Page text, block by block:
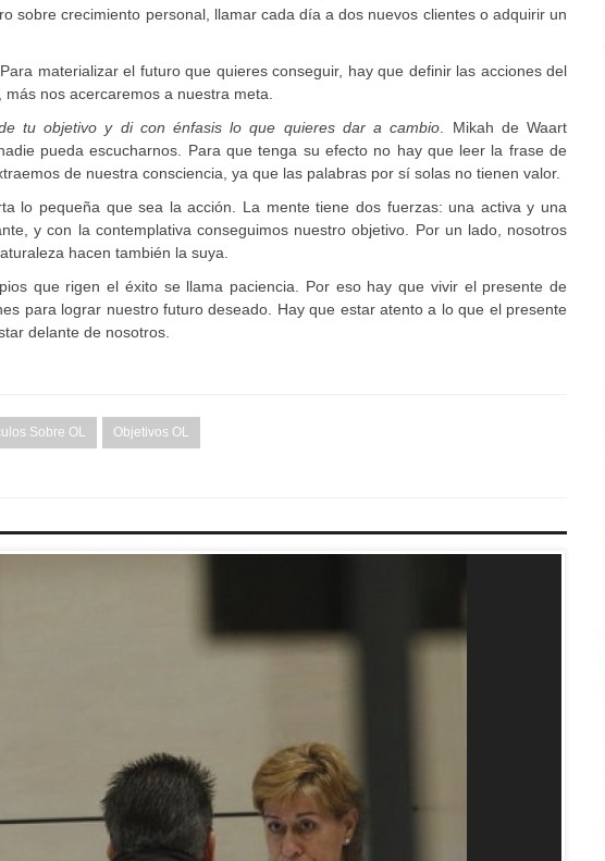
sobre crecimiento personal, llamar cada día a dos nuevos clientes o adquirir un
materializar el futuro que quieres conseguir, hay que definir las acciones del
nos acercaremos a nuestra meta.
tu objetivo y di con énfasis lo que quieres dar a cambio. Mikah de Waart
pueda escucharnos. Para que tenga su efecto no hay que leer la frase de
de nuestra consciencia, ya que las palabras por sí solas no tienen valor.
lo pequeña que sea la acción. La mente tiene dos fuerzas: una activa y una
y con la contemplativa conseguimos nuestro objetivo. Por un lado, nosotros
hacen también la suya.
que rigen el éxito se llama paciencia. Por eso hay que vivir el presente de
para lograr nuestro futuro deseado. Hay que estar atento a lo que el presente
delante de nosotros.
Sobre OL Objetivos OL